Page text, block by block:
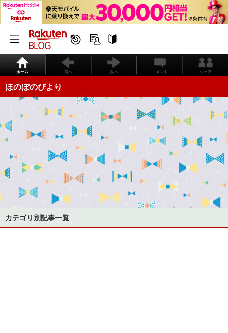
ホーム 前へ 次へ コメント シェア
ほのぼのびより
カテゴリ別記事一覧